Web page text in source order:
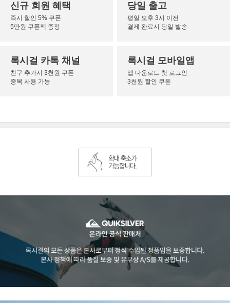
신규 회원 혜택
즉시 할인 5% 쿠폰
5만원 쿠폰팩 증정
당일 출고
평일 오후 3시 이전
결제 완료시 당일 발송
록시걸 카톡 채널
친구 추가시 3천원 쿠폰
중복 사용 가능
록시걸 모바일앱
앱 다운로드 첫 로그인
3천원 할인 쿠폰